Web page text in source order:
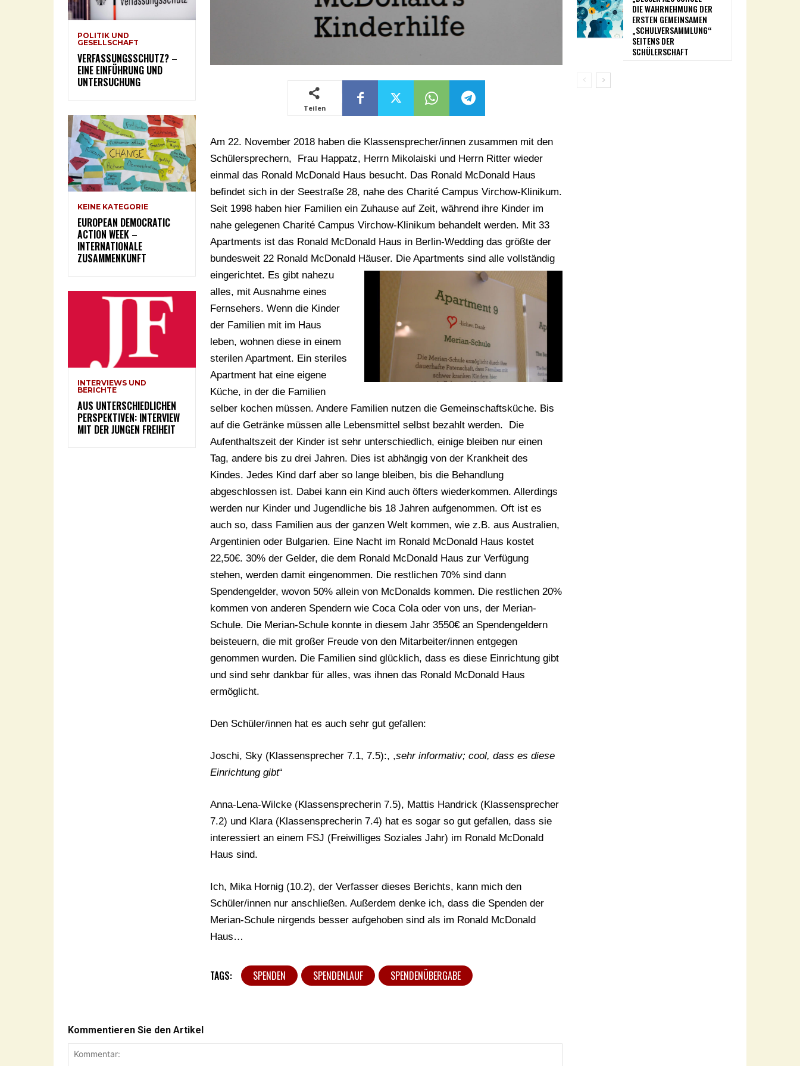
POLITIK UND
GESELLSCHAFT
VERFASSUNGSSCHUTZ? –
EINE EINFÜHRUNG UND
UNTERSUCHUNG
KEINE KATEGORIE
EUROPEAN DEMOCRATIC
ACTION WEEK –
INTERNATIONALE
ZUSAMMENKUNFT
INTERVIEWS UND
BERICHTE
AUS UNTERSCHIEDLICHEN
PERSPEKTIVEN: INTERVIEW
MIT DER JUNGEN FREIHEIT
Teilen
Am 22. November 2018 haben die Klassensprecher/innen zusammen mit den
Schülersprechern, Frau Happatz, Herrn Mikolaiski und Herrn Ritter wieder
einmal das Ronald McDonald Haus besucht. Das Ronald McDonald Haus
befindet sich in der Seestraße 28, nahe des Charité Campus Virchow-Klinikum.
Seit 1998 haben hier Familien ein Zuhause auf Zeit, während ihre Kinder im
nahe gelegenen Charité Campus Virchow-Klinikum behandelt werden. Mit 33
Apartments ist das Ronald McDonald Haus in Berlin-Wedding das größte der
bundesweit 22 Ronald McDonald Häuser. Die Apartments sind allevollständig
eingerichtet. Es gibt nahezu
alles, mit Ausnahme eines
Fernsehers. Wenn die Kinder
der Familien mit im Haus
leben, wohnen diese in einem
sterilen Apartment. Ein steriles
Apartment hat eine eigene
Küche, in der die Familien
selber kochen müssen. Andere Familien nutzen die Gemeinschaftsküche. Bis
auf die Getränke müssen alle Lebensmittel selbst bezahlt werden. Die
Aufenthaltszeit der Kinder ist sehr unterschiedlich, einige bleiben nur einen
Tag, andere bis zu drei Jahren. Dies ist abhängig von der Krankheit des
Kindes. Jedes Kind darf aber so lange bleiben, bis die Behandlung
abgeschlossen ist. Dabei kann ein Kind auch öfters wiederkommen. Allerdings
werden nur Kinder und Jugendliche bis 18 Jahren aufgenommen. Oft ist es
auch so, dass Familien aus der ganzen Welt kommen, wie z.B. aus Australien,
Argentinien oder Bulgarien. Eine Nacht im Ronald McDonald Haus kostet
22,50€. 30% der Gelder, die dem Ronald McDonald Haus zur Verfügung
stehen, werden damit eingenommen. Die restlichen 70% sind dann
Spendengelder, wovon 50% allein von McDonalds kommen. Die restlichen 20%
kommen von anderen Spendern wie Coca Cola oder von uns, der Merian-
Schule. Die Merian-Schule konnte in diesem Jahr 3550€ an Spendengeldern
beisteuern, die mit großer Freude von den Mitarbeiter/innen entgegen
genommen wurden. Die Familien sind glücklich, dass es diese Einrichtung gibt
und sind sehr dankbar für alles, was ihnen das Ronald McDonald Haus
ermöglicht.
Den Schüler/innen hat es auch sehr gut gefallen:
Joschi, Sky (Klassensprecher 7.1, 7.5):, ,sehr informativ; cool, dass es diese
Einrichtung gibt“
Anna-Lena-Wilcke (Klassensprecherin 7.5), Mattis Handrick (Klassensprecher
7.2) und Klara (Klassensprecherin 7.4) hat es sogar so gut gefallen, dass sie
interessiert an einem FSJ (Freiwilliges Soziales Jahr) im Ronald McDonald
Haus sind.
Ich, Mika Hornig (10.2), der Verfasser dieses Berichts, kann mich den
Schüler/innen nur anschließen. Außerdem denke ich, dass die Spenden der
Merian-Schule nirgends besser aufgehoben sind als im Ronald McDonald
Haus…
TAGS: SPENDEN SPENDENLAUF SPENDENÜBERGABE
Kommentieren Sie den Artikel
DIE WAHRNEHMUNG DER
ERSTEN GEMEINSAMEN
„SCHULVERSAMMLUNG“
SEITENS DER
SCHÜLERSCHAFT